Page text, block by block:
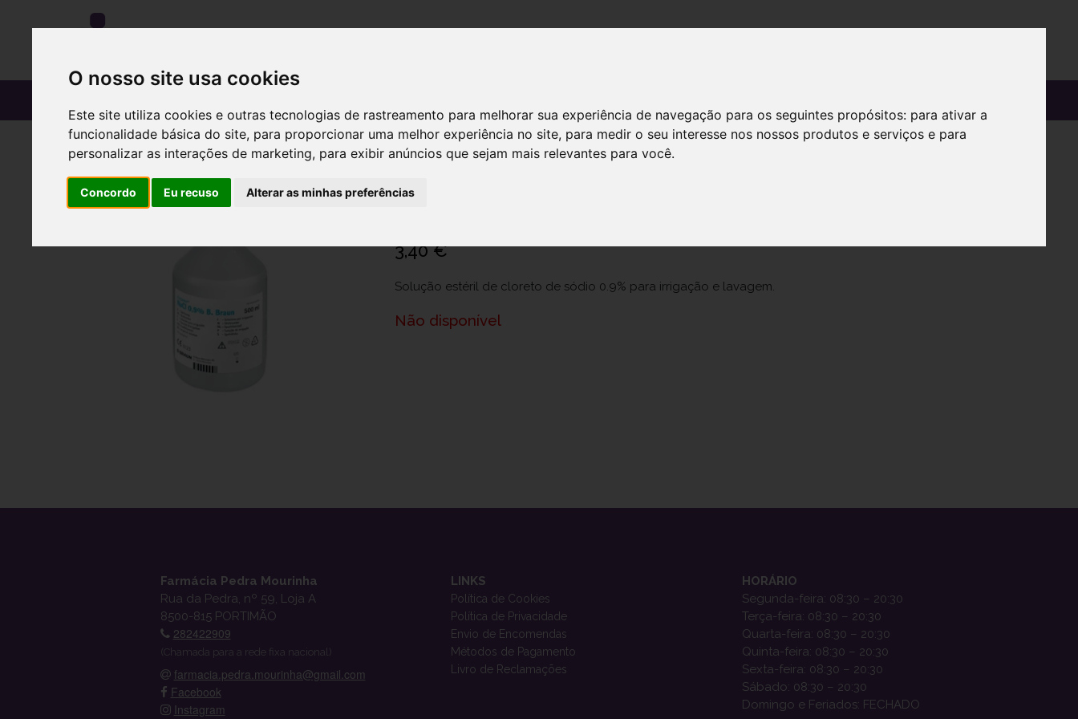
O nosso site usa cookies
Este site utiliza cookies e outras tecnologias de rastreamento para melhorar sua experiência de navegação para os seguintes propósitos: para ativar a
funcionalidade básica do site, para proporcionar uma melhor experiência no site, para medir o seu interesse nos nossos produtos e serviços e para
personalizar as interações de marketing, para exibir anúncios que sejam mais relevantes para você.
Concordo Eu recuso Alterar as minhas preferências
Ecotainer Nacl Sol Irrig 0,9% 250 Ml
Ref.: 7942839
3,40 €
Solução estéril de cloreto de sódio 0.9% para irrigação e lavagem.
Não disponível
Farmácia Pedra Mourinha
Rua da Pedra, nº 59, Loja A
8500-815 PORTIMÃO
282422909
(Chamada para a rede fixa nacional)
farmacia.pedra.mourinha@gmail.com
Facebook
Instagram
LINKS
Política de Cookies
Política de Privacidade
Envio de Encomendas
Métodos de Pagamento
Livro de Reclamações
HORÁRIO
Segunda-feira: 08:30 – 20:30
Terça-feira: 08:30 – 20:30
Quarta-feira: 08:30 – 20:30
Quinta-feira: 08:30 – 20:30
Sexta-feira: 08:30 – 20:30
Sábado: 08:30 – 20:30
Domingo e Feriados: FECHADO